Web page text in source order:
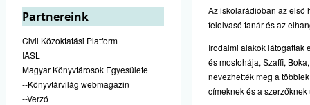
Partnereink
Civil Közoktatási Platform
IASL
Magyar Könyvtárosok Egyesülete
--Könyvtárvilág webmagazin
--Verzó
Az iskolarádióban az első
felolvasó tanár és az
Irodalmi alakok látogattak
és mostohája, Szaffi,
nevezhették meg a
címeknek és a